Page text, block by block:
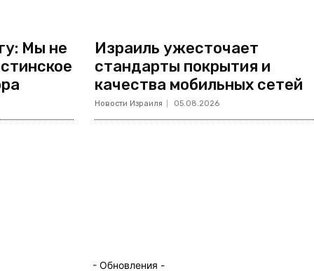
Мы не
Израиль ужесточает
стандарты покрытия и
качества мобильных сетей
Новости Израиля 05.08.2026
- Обновления -